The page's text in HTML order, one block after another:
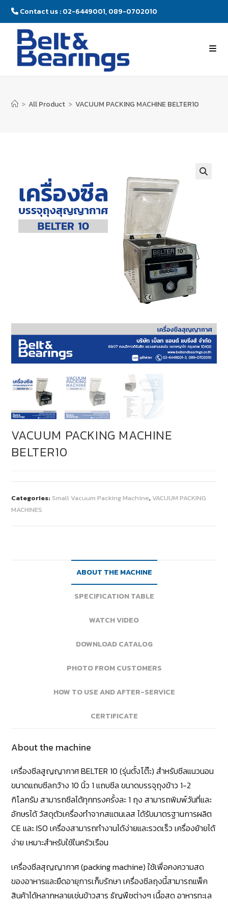
Contact us : 02-6449001, 089-0702010
> All Product > VACUUM PACKING MACHINE BELTER10
VACUUM PACKING MACHINE
BELTER10
Categories: Small Vacuum Packing Machine, VACUUM PACKING
MACHINES
ABOUT THE MACHINE
SPECIFICATION TABLE
WATCH VIDEO
DOWNLOAD CATALOG
PHOTO FROM CUSTOMERS
HOW TO USE AND AFTER-SERVICE
CERTIFICATE
About the machine
เครื่องซีลสูญญากาศBELTER 10 (รุ่นตั้งโต๊ะ) สำหรับซีลแนวนอน
ขนาดแถบซีลกว้าง 10นิ้ว 1แถบซีล ขนาดบรรจุถุงข้าว 1-2
กิโลกรัม สามารถซีลได้ทุกทรงครั้งละ 1 ถุง สามารถพิมพ์วันที่และ
อักษรได้ วัสดุตัวเครื่องทำจากสแตนเลส ได้รับมาตรฐานการผลิต
CEและISOเครื่องสามารถทำงานได้ง่ายและรวดเร็ว เครื่องย้ายได้
ง่าย เหมาะสำหรับใช้ในครัวเรือน
เครื่องซีลสุญญากาศ (packing machine) ใช้เพื่อคงความสด
ของอาหารและยืดอายุการเก็บรักษา เครื่องซีลถุงนี้สามารถแพ็ค
สินค้าได้หลากหลายเช่นข้าวสาร ธัญพืชต่างๆ เนื้อสด อาหารทะเล